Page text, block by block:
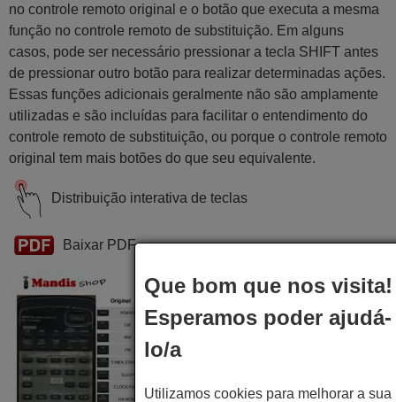
no controle remoto original e o botão que executa a mesma
função no controle remoto de substituição. Em alguns
casos, pode ser necessário pressionar a tecla SHIFT antes
de pressionar outro botão para realizar determinadas ações.
Essas funções adicionais geralmente não são amplamente
utilizadas e são incluídas para facilitar o entendimento do
controle remoto de substituição, ou porque o controle remoto
original tem mais botões do que seu equivalente.
Distribuição interativa de teclas
Baixar PDF
Que bom que nos visita!
Esperamos poder ajudá-
lo/a
Utilizamos cookies para melhorar a sua